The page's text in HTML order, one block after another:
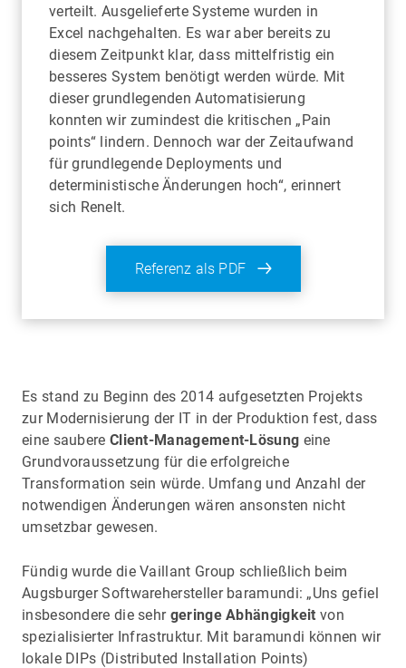
verteilt. Ausgelieferte Systeme wurden in
Excel nachgehalten. Es war aber bereits zu
diesem Zeitpunkt klar, dass mittelfristig ein
besseres System benötigt werden würde. Mit
dieser grundlegenden Automatisierung
konnten wir zumindest die kritischen „Pain
points“ lindern. Dennoch war der Zeitaufwand
für grundlegende Deployments und
deterministische Änderungen hoch“, erinnert
sich Renelt.
Referenz als PDF
Es stand zu Beginn des 2014 aufgesetzten Projekts
zur Modernisierung der IT in der Produktion fest, dass
eine saubere Client-Management-Lösung eine
Grundvoraussetzung für die erfolgreiche
Transformation sein würde. Umfang und Anzahl der
notwendigen Änderungen wären ansonsten nicht
umsetzbar gewesen.
Fündig wurde die Vaillant Group schließlich beim
Augsburger Softwarehersteller baramundi: „Uns gefiel
insbesondere die sehr geringe Abhängigkeit von
spezialisierter Infrastruktur. Mit baramundi können wir
lokale DIPs (Distributed Installation Points)